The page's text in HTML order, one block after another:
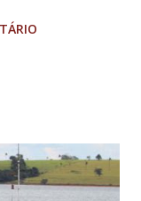
Antônio
búlgaro. Joga
Por onde
Seu último